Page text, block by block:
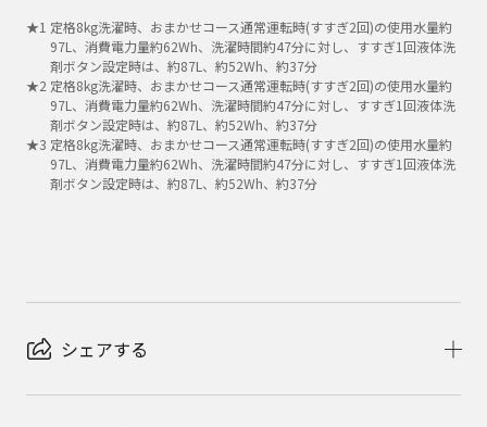
★1 定格8kg洗濯時、おまかせコース通常運転時(すすぎ2回)の使用水量約
97L、消費電力量約62Wh、洗濯時間約47分に対し、すすぎ1回液体洗
剤ボタン設定時は、約87L、約52Wh、約37分
★2 定格8kg洗濯時、おまかせコース通常運転時(すすぎ2回)の使用水量約
97L、消費電力量約62Wh、洗濯時間約47分に対し、すすぎ1回液体洗
剤ボタン設定時は、約87L、約52Wh、約37分
★3 定格8kg洗濯時、おまかせコース通常運転時(すすぎ2回)の使用水量約
97L、消費電力量約62Wh、洗濯時間約47分に対し、すすぎ1回液体洗
剤ボタン設定時は、約87L、約52Wh、約37分
シェアする